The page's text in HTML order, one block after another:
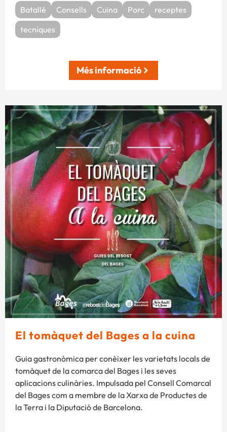
Batallé Consells Cuina Porc
receptes
tecniques
Més informació
El tomàquet del Bages a la cuina
Guia gastronòmica per conèixer les varietats locals de
tomàquet de la comarca del Bages i les seves
aplicacions culinàries. Impulsada pel Consell Comarcal
del Bages com a membre de la Xarxa de Productes de
la Terra i la Diputació de Barcelona.